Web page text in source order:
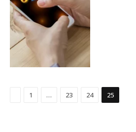
Précédent
1 … 23 24 25